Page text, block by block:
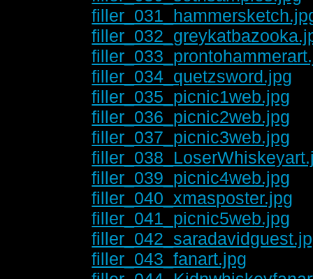
filler_034_quetzsword.jpg
filler_035_picnic1web.jpg
filler_036_picnic2web.jpg
filler_037_picnic3web.jpg
filler_039_picnic4web.jpg
filler_040_xmasposter.jpg
filler_041_picnic5web.jpg
filler_043_fanart.jpg